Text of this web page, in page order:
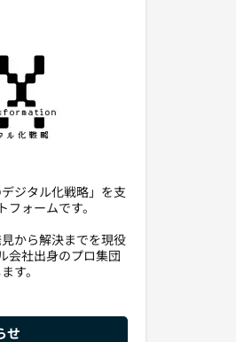
ジタル化戦略」を支
フォームです。
から解決までを現役
会社出身のプロ集団
す。
せ